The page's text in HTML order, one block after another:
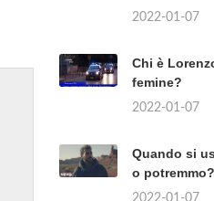
2022-01-07
Chi è
femine?
2022-01-07
Quando si
o potremmo?
2022-01-07